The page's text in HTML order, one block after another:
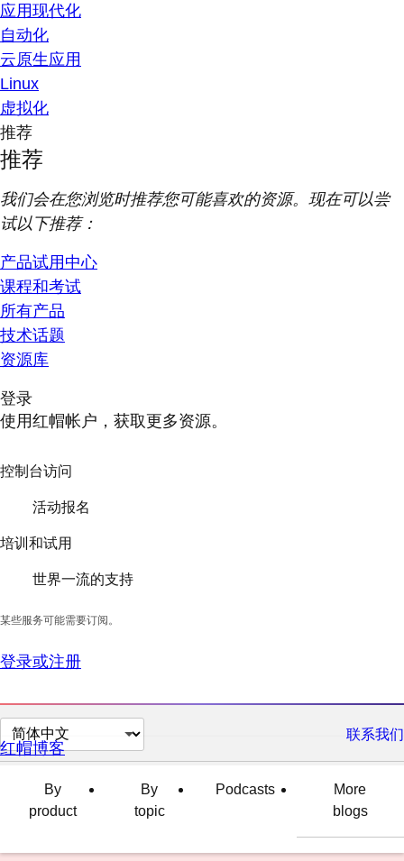
应用现代化
自动化
云原生应用
Linux
虚拟化
推荐
推荐
我们会在您浏览时推荐您可能喜欢的资源。现在可以尝
试以下推荐：
产品试用中心
课程和考试
所有产品
技术话题
资源库
登录
使用红帽帐户，获取更多资源。
控制台访问
活动报名
培训和试用
世界一流的支持
某些服务可能需要订阅。
登录或注册
切
换
言
联系我们
红帽博客
By
product
By
topic
Podcasts
More
blogs